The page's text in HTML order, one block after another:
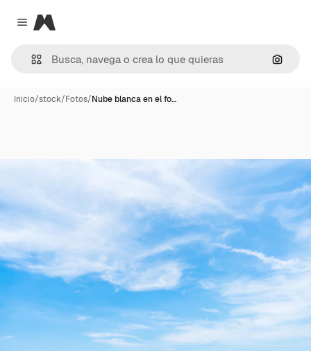
Close menu
Magnific
Inicio/stock/Fotos/Nube blanca en el fo…